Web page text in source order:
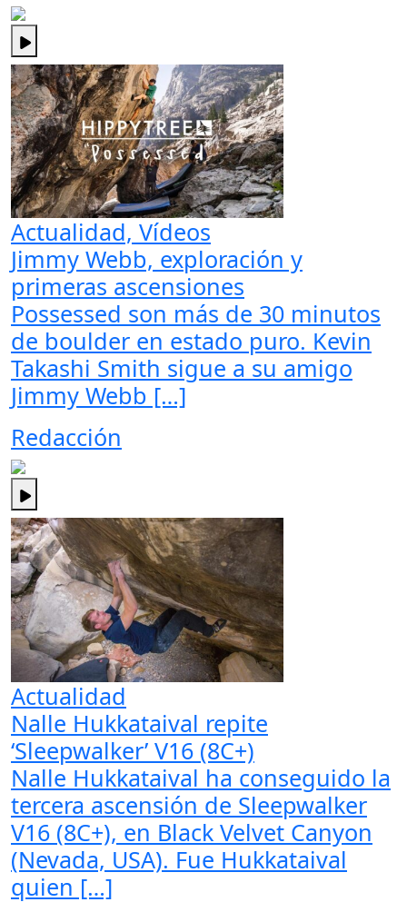
Actualidad, Vídeos
Jimmy Webb, exploración y
primeras ascensiones
Possessed son más de 30 minutos
de boulder en estado puro. Kevin
Takashi Smith sigue a su amigo
Jimmy Webb […]
Redacción
Actualidad
Nalle Hukkataival repite
‘Sleepwalker’ V16 (8C+)
Nalle Hukkataival ha conseguido la
tercera ascensión de Sleepwalker
V16 (8C+), en Black Velvet Canyon
(Nevada, USA). Fue Hukkataival
quien […]